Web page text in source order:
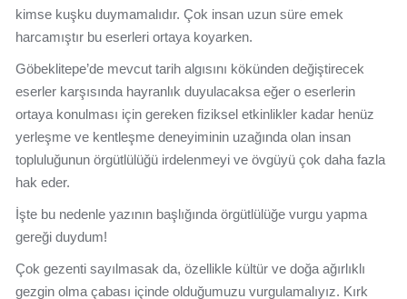
kimse kuşku duymamalıdır. Çok insan uzun süre emek
harcamıştır bu eserleri ortaya koyarken.
Göbeklitepe’de mevcut tarih algısını kökünden değiştirecek
eserler karşısında hayranlık duyulacaksa eğer o eserlerin
ortaya konulması için gereken fiziksel etkinlikler kadar henüz
yerleşme ve kentleşme deneyiminin uzağında olan insan
topluluğunun örgütlülüğü irdelenmeyi ve övgüyü çok daha fazla
hak eder.
İşte bu nedenle yazının başlığında örgütlülüğe vurgu yapma
gereği duydum!
Çok gezenti sayılmasak da, özellikle kültür ve doğa ağırlıklı
gezgin olma çabası içinde olduğumuzu vurgulamalıyız. Kırk